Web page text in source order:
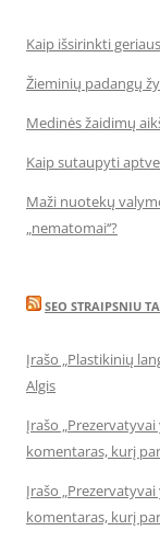
Kaip išsirinkti
Žieminių padangų
Medinės žaidimų
Kaip sutaupyti
Maži nuotekų
„nematomai‘‘?
SEO STRAIPSNIU
Įrašo „Plastikinių
Algis
Įrašo
komentaras, kurį
Įrašo
komentaras, kurį